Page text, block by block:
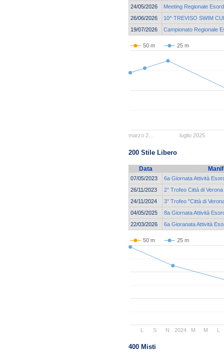
24/05/2026
Meeting Regionale
26/06/2026
10^ TREVISO SWIM
19/07/2026
Campionato Regionale
50 m 25 m
marzo 2… luglio 2025
200 Stile Libero
Data
07/05/2023
6a Giornata Attività
26/11/2023
2° Trofeo Città di
24/11/2024
3° Trofeo "Città di
04/05/2025
8a Giornata Attività
22/03/2026
6a Gioranata Attività
50 m 25 m
2024
L S N M M L
400 Misti